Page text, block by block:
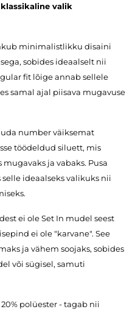
valik
minimalistlikku disaini
sobides ideaalselt nii
fit lõige annab sellele
samal ajal piisava mugavuse
number väiksemat
töödeldud siluett, mis
ja vabaks. Pusa
ideaalseks valikuks nii
ei ole Set In mudel seest
ei ole "karvane". See
ja vähem soojaks, sobides
või sügisel, samuti
polüester - tagab nii